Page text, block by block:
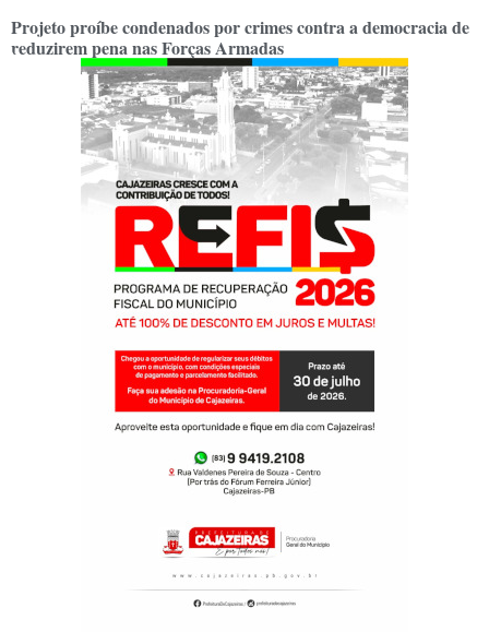
Projeto proíbe condenados por crimes contra a democracia de
reduzirem pena nas Forças Armadas